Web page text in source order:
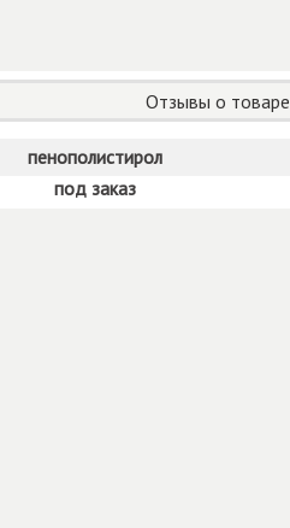
Отзывы о товаре
пенополистирол
под заказ